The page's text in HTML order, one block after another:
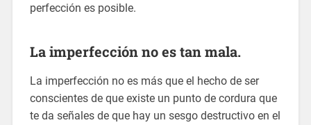
perfección es posible.
La imperfección no es tan mala.
La imperfección no es más que el hecho de ser
conscientes de que existe un punto de cordura que
te da señales de que hay un sesgo destructivo en el